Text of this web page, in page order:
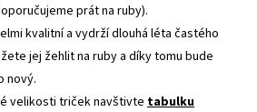
prát na ruby).
kvalitní a vydrží dlouhá léta častého
jej žehlit na ruby a díky tomu bude
nový.
velikosti triček navštivte tabulku